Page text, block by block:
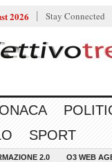
2026 Stay Connected
SPORT
2.0 O3 WEB